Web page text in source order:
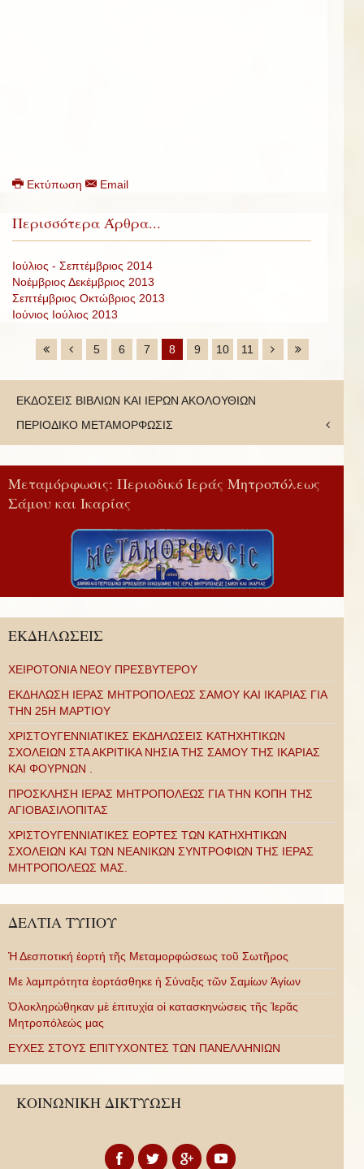
Εκτύπωση Email
Περισσότερα Άρθρα...
Ιούλιος - Σεπτέμβριος 2014
Νοέμβριος Δεκέμβριος 2013
Σεπτέμβριος Οκτώβριος 2013
Ιούνιος Ιούλιος 2013
5 6 7 8 9 10 11
ΕΚΔΟΣΕΙΣ ΒΙΒΛΙΩΝ ΚΑΙ ΙΕΡΩΝ ΑΚΟΛΟΥΘΙΩΝ
ΠΕΡΙΟΔΙΚΟ ΜΕΤΑΜΟΡΦΩΣΙΣ
Μεταμόρφωσις: Περιοδικό Ιεράς Μητροπόλεως
Σάμου και Ικαρίας
ΕΚΔΗΛΩΣΕΙΣ
ΧΕΙΡΟΤΟΝΙΑ ΝΕΟΥ ΠΡΕΣΒΥΤΕΡΟΥ
ΕΚΔΗΛΩΣΗ ΙΕΡΑΣ ΜΗΤΡΟΠΟΛΕΩΣ ΣΑΜΟΥ ΚΑΙ ΙΚΑΡΙΑΣ ΓΙΑ
ΤΗΝ 25Η ΜΑΡΤΙΟΥ
ΧΡΙΣΤΟΥΓΕΝΝΙΑΤΙΚΕΣ ΕΚΔΗΛΩΣΕΙΣ ΚΑΤΗΧΗΤΙΚΩΝ
ΣΧΟΛΕΙΩΝ ΣΤΑ ΑΚΡΙΤΙΚΑ ΝΗΣΙΑ ΤΗΣ ΣΑΜΟΥ ΤΗΣ ΙΚΑΡΙΑΣ
ΚΑΙ ΦΟΥΡΝΩΝ .
ΠΡΟΣΚΛΗΣΗ ΙΕΡΑΣ ΜΗΤΡΟΠΟΛΕΩΣ ΓΙΑ ΤΗΝ ΚΟΠΗ ΤΗΣ
ΑΓΙΟΒΑΣΙΛΟΠΙΤΑΣ
ΧΡΙΣΤΟΥΓΕΝΝΙΑΤΙΚΕΣ ΕΟΡΤΕΣ ΤΩΝ ΚΑΤΗΧΗΤΙΚΩΝ
ΣΧΟΛΕΙΩΝ ΚΑΙ ΤΩΝ ΝΕΑΝΙΚΩΝ ΣΥΝΤΡΟΦΙΩΝ ΤΗΣ ΙΕΡΑΣ
ΜΗΤΡΟΠΟΛΕΩΣ ΜΑΣ.
ΔΕΛΤΙΑ ΤΥΠΟΥ
Ἡ Δεσποτική ἑορτή τῆς Μεταμορφώσεως τοῦ Σωτῆρος
Με λαμπρότητα ἑορτάσθηκε ἡ Σύναξις τῶν Σαμίων Ἁγίων
Ὁλοκληρώθηκαν μὲ ἐπιτυχία οἱ κατασκηνώσεις τῆς Ἱερᾶς
Μητροπόλεώς μας
ΕΥΧΕΣ ΣΤΟΥΣ ΕΠΙΤΥΧΟΝΤΕΣ ΤΩΝ ΠΑΝΕΛΛΗΝΙΩΝ
ΚΟΙΝΩΝΙΚΗ ΔΙΚΤΥΩΣΗ